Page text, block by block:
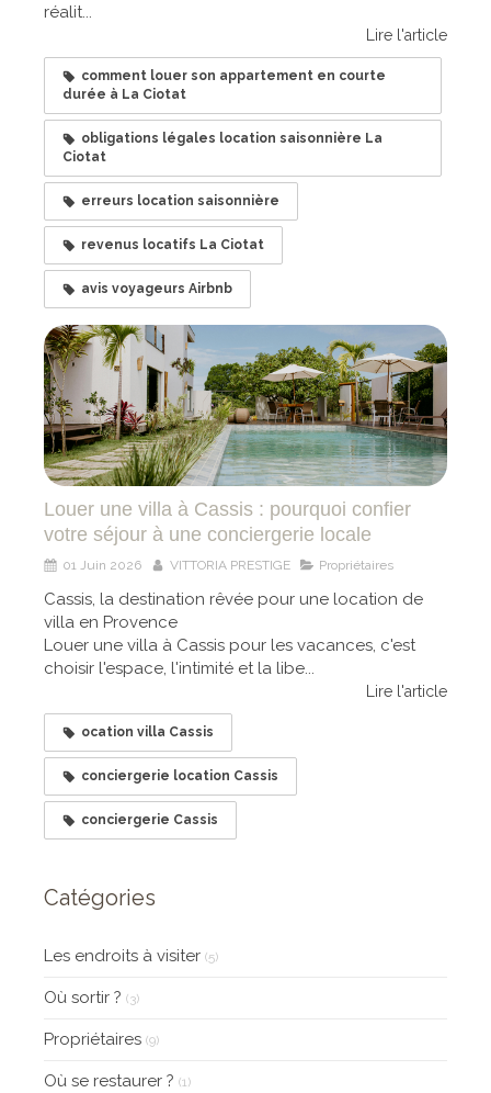
réalit...
Lire l'article
comment louer son appartement en courte
durée à La Ciotat
obligations légales location saisonnière La
Ciotat
erreurs location saisonnière
revenus locatifs La Ciotat
avis voyageurs Airbnb
Louer une villa à Cassis : pourquoi confier
votre séjour à une conciergerie locale
01 Juin 2026 VITTORIA PRESTIGE Propriétaires
Cassis, la destination rêvée pour une location de
villa en Provence
Louer une villa à Cassis pour les vacances, c'est
choisir l'espace, l'intimité et la libe...
Lire l'article
ocation villa Cassis
conciergerie location Cassis
conciergerie Cassis
Catégories
Les endroits à visiter (5)
Où sortir ? (3)
Propriétaires (9)
Où se restaurer ? (1)